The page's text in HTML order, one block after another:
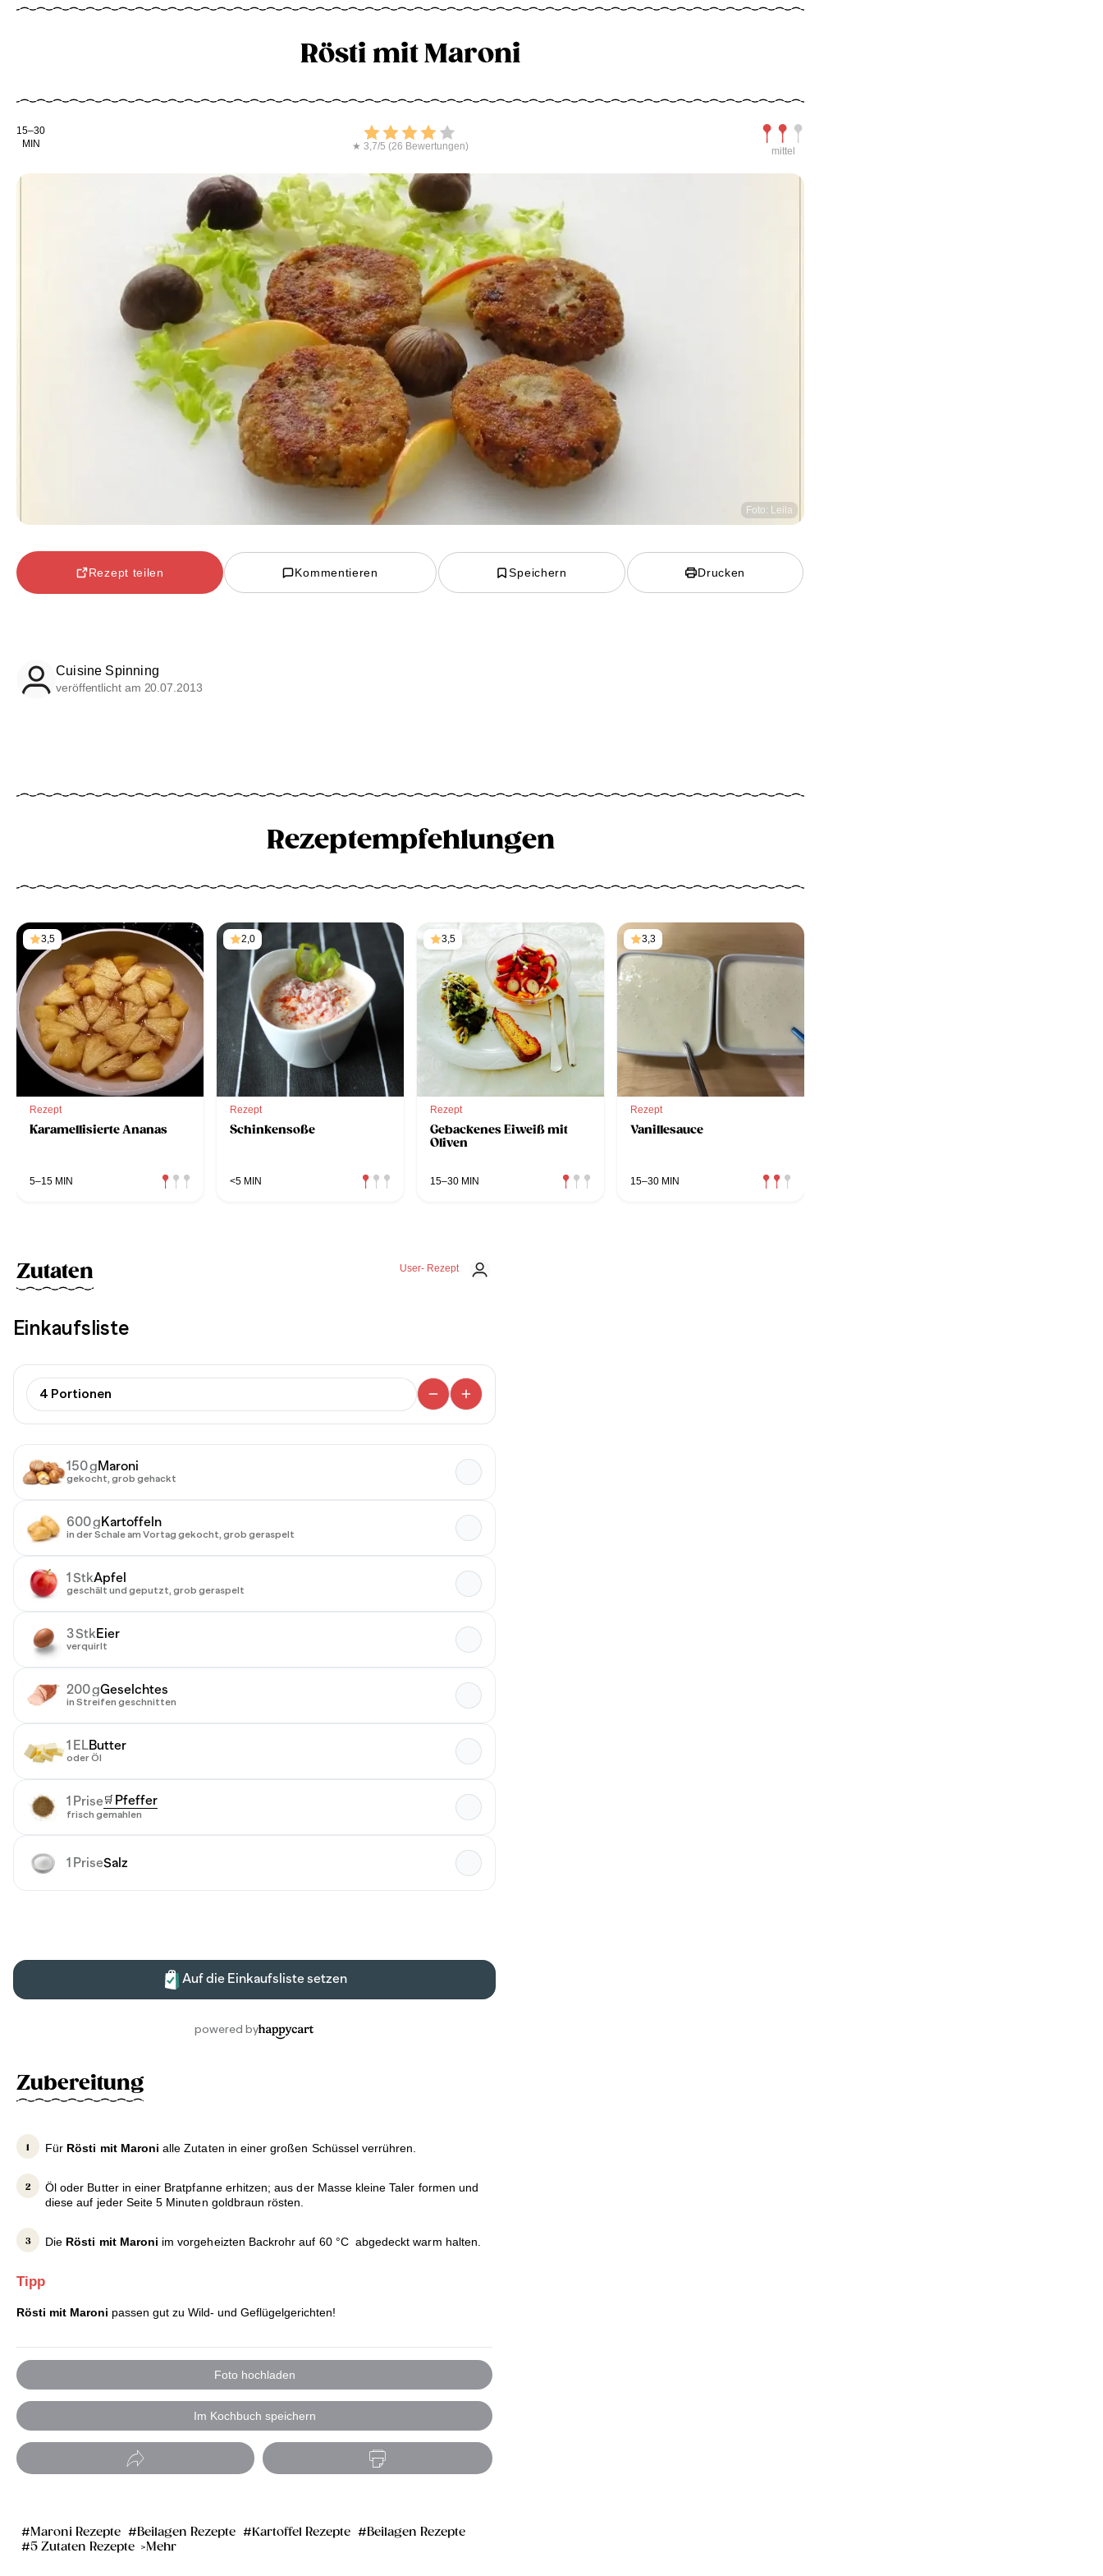
Rösti mit Maroni
Kochdauer
15–30
MIN
Bewerten
★ 3,7/5 (26 Bewertungen)
Schwierigkeit
mittel
Foto: Leila
Rezept teilen Kommentieren Speichern Drucken
Cuisine Spinning
veröffentlicht am 20.07.2013
Rezeptempfehlungen
3,5
Rezept
Karamellisierte Ananas
5–15 MIN
2,0
Rezept
Schinkensoße
<5 MIN
3,5
Rezept
Gebackenes Eiweiß mit
Oliven
15–30 MIN
3,3
Rezept
Vanillesauce
15–30 MIN
User- Rezept
Zutaten
Zubereitung
Für Rösti mit Maronialle Zutaten in einer großen Schüssel verrühren.
Öl oder Butter in einer Bratpfanne erhitzen; aus der Masse kleine Taler formen und
diese auf jeder Seite 5 Minuten goldbraun rösten.
Die Rösti mit Maroni im vorgeheizten Backrohr auf 60 °C abgedeckt warm halten.
Tipp
Rösti mit Maroni passen gut zu Wild- und Geflügelgerichten!
Foto hochladen
Im Kochbuch speichern
Maroni Rezepte Beilagen Rezepte Kartoffel Rezepte
Beilagen Rezepte
5 Zutaten Rezepte
Mehr